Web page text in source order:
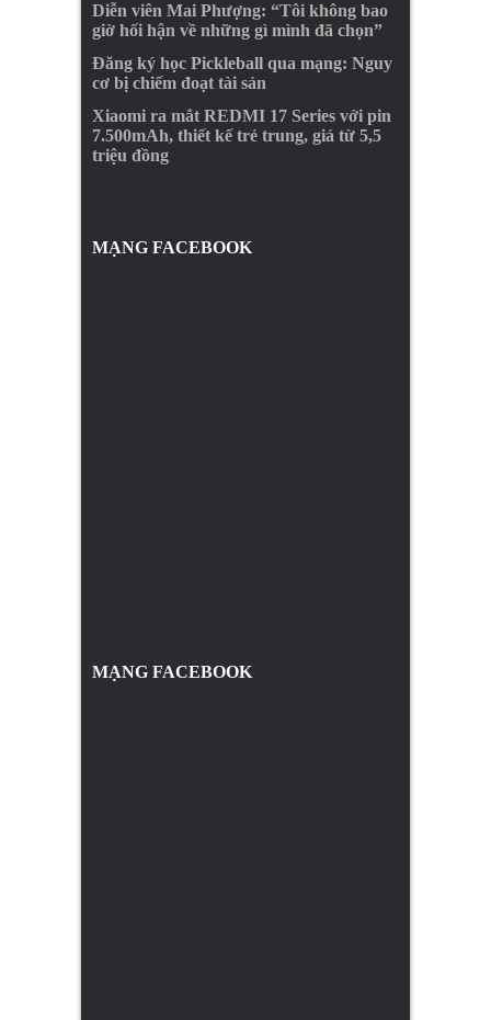
Diễn viên Mai Phượng: “Tôi không bao
giờ hối hận về những gì mình đã chọn”
Đăng ký học Pickleball qua mạng: Nguy
cơ bị chiếm đoạt tài sản
Xiaomi ra mắt REDMI 17 Series với pin
7.500mAh, thiết kế trẻ trung, giá từ 5,5
triệu đồng
MẠNG FACEBOOK
MẠNG FACEBOOK